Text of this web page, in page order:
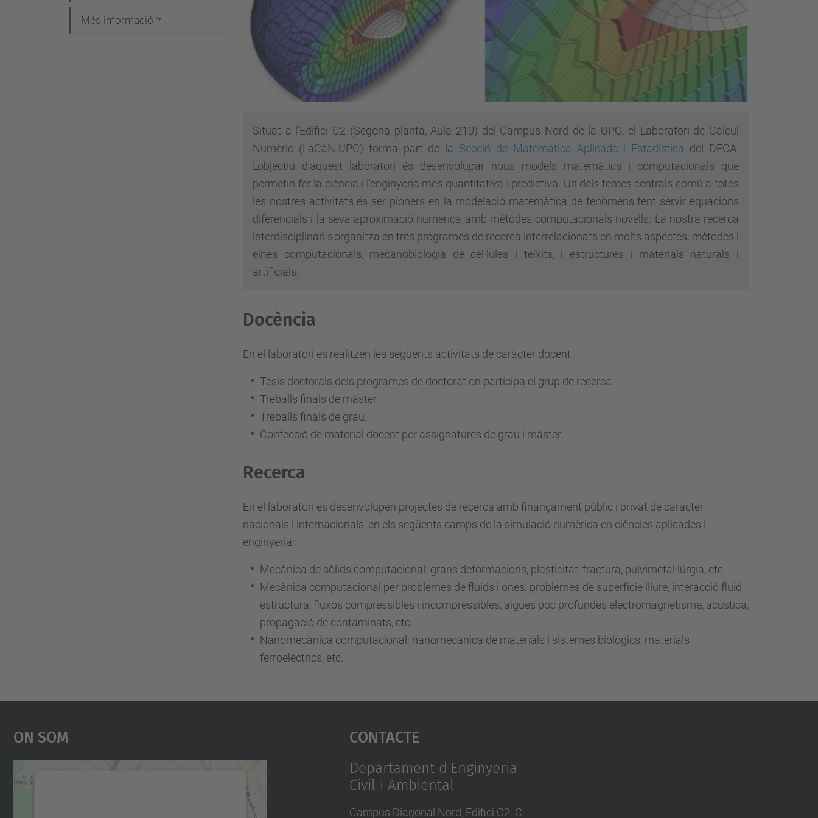
Situat a l'Edifici C2 (Segona planta, Aula 210) del Campus Nord de la UPC, el Laboratori de Càlcul
Numèric (LaCàN-UPC) forma part de la Secció de Matemàtica Aplicada i Estadística del DECA.
L'objectiu d'aquest laboratori és desenvolupar nous models matemàtics i computacionals que
permetin fer la ciència i l'enginyeria més quantitativa i predictiva. Un dels temes centrals comú a totes
les nostres activitats és ser pioners en la modelació matemàtica de fenòmens fent servir equacions
diferencials i la seva aproximació numèrica amb mètodes computacionals novells. La nostra recerca
interdisciplinari s'organitza en tres programes de recerca interrelacionats en molts aspectes: mètodes i
eines computacionals, mecanobiologia de cèl·lules i teixits, i estructures i materials naturals i
artificials.
Docència
En el laboratori es realitzen les següents activitats de caràcter docent
Tesis doctorals dels programes de doctorat on participa el grup de recerca.
Treballs finals de màster.
Treballs finals de grau.
Confecció de material docent per assignatures de grau i màster.
Recerca
En el laboratori es desenvolupen projectes de recerca amb finançament públic i privat de caràcter
nacionals i internacionals, en els següents camps de la simulació numèrica en ciències aplicades i
enginyeria:
Mecànica de sòlids computacional: grans deformacions, plasticitat, fractura, pulvimetal·lúrgia, etc.
Mecànica computacional per problemes de fluids i ones: problemes de superfície lliure, interacció fluid
estructura, fluxos compressibles i incompressibles, aigües poc profundes electromagnetisme, acústica,
propagació de contaminats, etc.
Nanomecànica computacional: nanomecànica de materials i sistemes biològics, materials
ferroelèctrics, etc.
g
a
Més informació
On Som Contacte
Departament d'Enginyeria
Civil i Ambiental
Campus Diagonal Nord, Edifici C2. C.